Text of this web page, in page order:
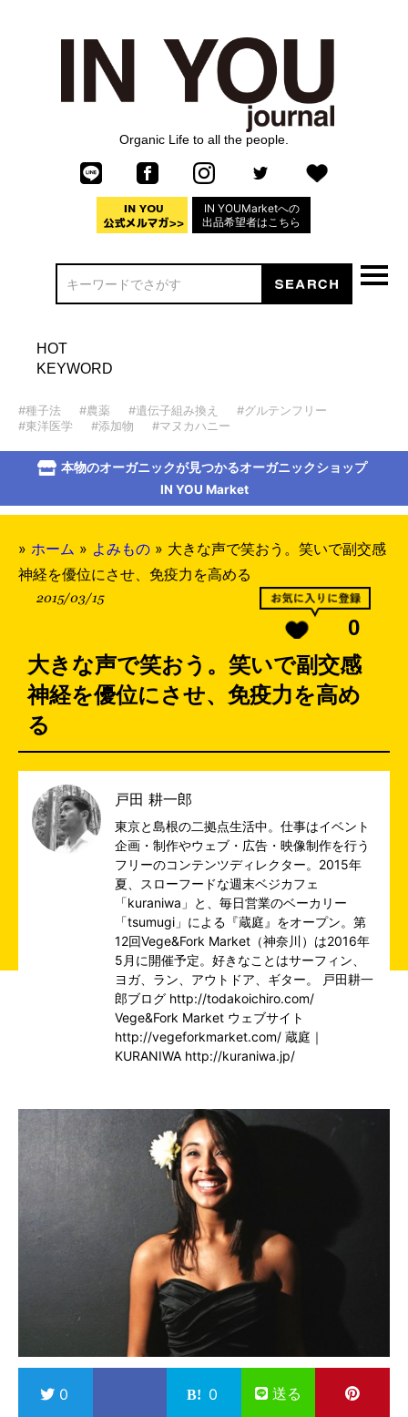
Organic Life to all the people.
IN YOUMarketへの
出品希望者はこちら
HOT
KEYWORD
#種子法 #農薬 #遺伝子組み換え
#グルテンフリー
#東洋医学
#添加物 #マヌカハニー
本物のオーガニックが見つかるオーガニックショップ
IN YOU Market
» ホーム » よみもの » 大きな声で笑おう。笑いで副交感
神経を優位にさせ、免疫力を高める
2015/03/15
0
大きな声で笑おう。笑いで副交感
神経を優位にさせ、免疫力を高め
る
戸田 耕一郎
東京と島根の二拠点生活中。仕事はイベント
企画・制作やウェブ・広告・映像制作を行う
フリーのコンテンツディレクター。2015年
夏、スローフードな週末ベジカフェ
「kuraniwa」と、毎日営業のベーカリー
「tsumugi」による『蔵庭』をオープン。第
12回Vege&Fork Market（神奈川）は2016年
5月に開催予定。好きなことはサーフィン、
ヨガ、ラン、アウトドア、ギター。 戸田耕一
郎ブログ http://todakoichiro.com/
Vege&Fork Market ウェブサイト
http://vegeforkmarket.com/蔵庭｜
KURANIWA http://kuraniwa.jp/
0 0 送る